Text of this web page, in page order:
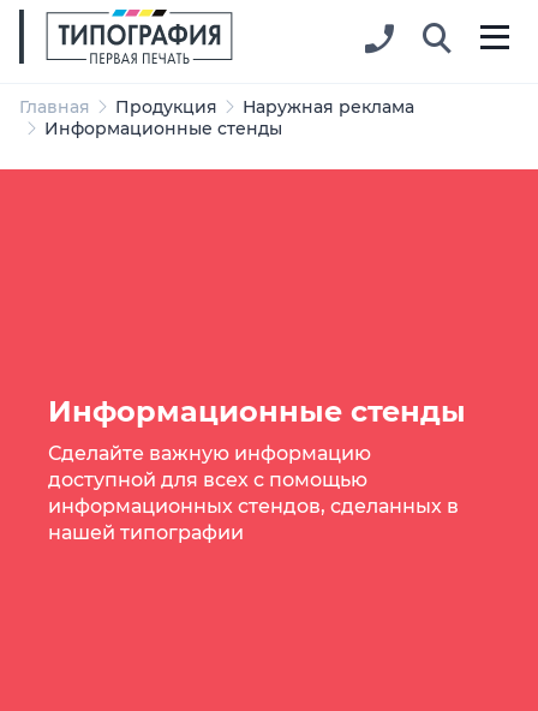
Главная Продукция
Наружная реклама
Информационные стенды
Информационные стенды
Сделайте важную информацию
доступной для всех с помощью
информационных стендов, сделанных в
нашей типографии